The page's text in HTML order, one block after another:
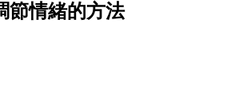
節情緒的方法